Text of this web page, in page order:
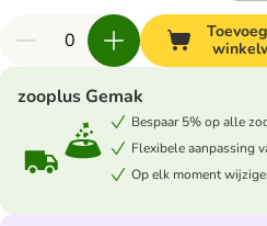
zooplus Gemak
Bespaar 5% op alle
Flexibele aanpassing
Op elk moment